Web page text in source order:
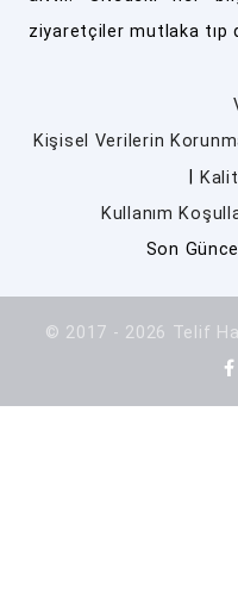
ziyaretçiler mutlaka tıp
Kişisel Verilerin
Kullanım
Son
© 2017 - 2026 Telif